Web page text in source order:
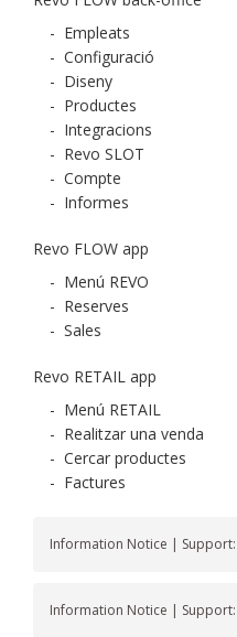
- Empleats
- Configuració
- Diseny
- Productes
- Integracions
- Revo SLOT
- Compte
- Informes
Revo FLOW app
- Menú REVO
- Reserves
- Sales
Revo RETAIL app
- Menú RETAIL
- Realitzar una venda
- Cercar productes
- Factures
Information Notice | Support:
Information Notice | Support: